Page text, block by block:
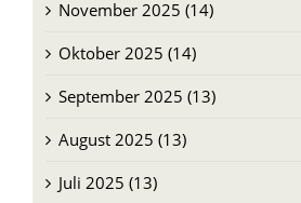
November 2025 (14)
Oktober 2025 (14)
September 2025 (13)
August 2025 (13)
Juli 2025 (13)